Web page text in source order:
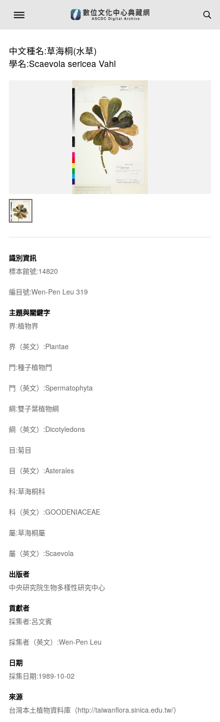
中文種名:草海桐(水草)
學名:Scaevola sericea Vahl
識別資訊
標本館號:14820
編目號:Wen-Pen Leu 319
主題與關鍵字
界:植物界
界（英文）:Plantae
門:種子植物門
門（英文）:Spermatophyta
綱:雙子葉植物綱
綱（英文）:Dicotyledons
目:菊目
目（英文）:Asterales
科:草海桐科
科（英文）:GOODENIACEAE
屬:草海桐屬
屬（英文）:Scaevola
出版者
中央研究院生物多樣性研究中心
貢獻者
採集者:呂文賓
採集者（英文）:Wen-Pen Leu
日期
採集日期:1989-10-02
來源
台灣本土植物資料庫（http://taiwanflora.sinica.edu.tw/）